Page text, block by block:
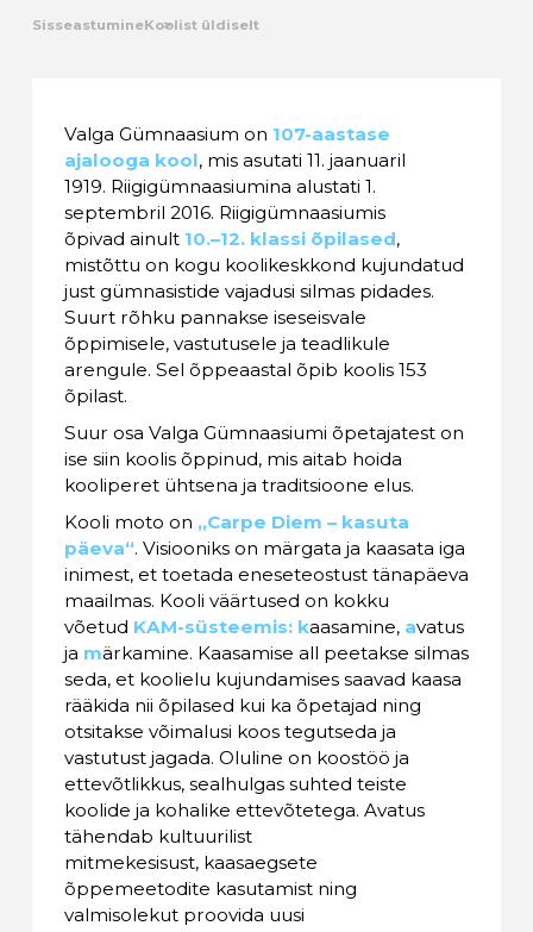
SisseastumineKoolist üldiselt
Valga Gümnaasium on 107-aastase
ajalooga kool, mis asutati 11. jaanuaril
1919. Riigigümnaasiumina alustati 1.
septembril 2016. Riigigümnaasiumis
õpivad ainult 10.–12. klassi õpilased,
mistõttu on kogu koolikeskkond kujundatud
just gümnasistide vajadusi silmas pidades.
Suurt rõhku pannakse iseseisvale
õppimisele, vastutusele ja teadlikule
arengule. Sel õppeaastal õpib koolis 153
õpilast.
Suur osa Valga Gümnaasiumi õpetajatest on
ise siin koolis õppinud, mis aitab hoida
kooliperet ühtsena ja traditsioone elus.
Kooli moto on „Carpe Diem – kasuta
päeva“. Visiooniks on märgata ja kaasata iga
inimest, et toetada eneseteostust tänapäeva
maailmas. Kooli väärtused on kokku
võetud KAM-süsteemis: kaasamine, avatus
ja märkamine. Kaasamise all peetakse silmas
seda, et koolielu kujundamises saavad kaasa
rääkida nii õpilased kui ka õpetajad ning
otsitakse võimalusi koos tegutseda ja
vastutust jagada. Oluline on koostöö ja
ettevõtlikkus, sealhulgas suhted teiste
koolide ja kohalike ettevõtetega. Avatus
tähendab kultuurilist
mitmekesisust, kaasaegsete
õppemeetodite kasutamist ning
valmisolekut proovida uusi
Tule tööle
Järelvalve